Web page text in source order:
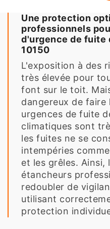
Une protection
professionnels
d'urgence de fuite
10150
L'exposition à des
très élevée pour
font sur le toit.
dangereux de faire
urgences de fuite
climatiques sont
les fuites ne se
intempéries
et les grêles. Ainsi,
étancheurs
redoubler de
utilisant
protection